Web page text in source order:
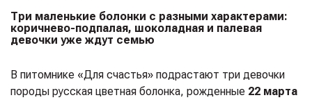
Три маленькие болонки с разными характерами:
коричнево-подпалая, шоколадная и палевая
девочки уже ждут семью
В питомнике «Для счастья» подрастают три девочки
породы русская цветная болонка, рожденные 22 марта